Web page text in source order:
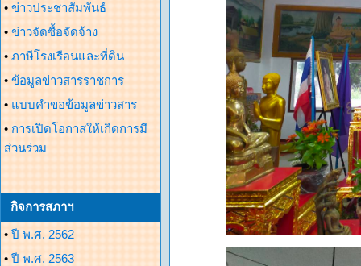
• ข่าวประชาสัมพันธ์
• ข่าวจัดซื้อจัดจ้าง
• ภาษีโรงเรือนและที่ดิน
• ข้อมูลข่าวสารราชการ
• แบบคำขอข้อมูลข่าวสาร
• การเปิดโอกาสให้เกิดการมี
ส่วนร่วม
กิจการสภาฯ
• ปี พ.ศ. 2562
• ปี พ.ศ. 2563